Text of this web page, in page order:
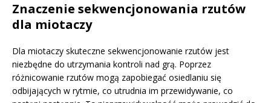
Znaczenie sekwencjonowania rzutów
dla miotaczy
Dla miotaczy skuteczne sekwencjonowanie rzutów jest
niezbędne do utrzymania kontroli nad grą. Poprzez
różnicowanie rzutów mogą zapobiegać osiedlaniu się
odbijających w rytmie, co utrudnia im przewidywanie, co